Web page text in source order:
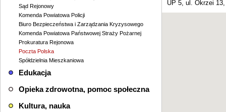
Sąd Rejonowy
Komenda Powiatowa Policji
Biuro Bezpieczeństwa i Zarządzania Kryzysowego
Komenda Powiatowa Państwowej Straży Pożarnej
Prokuratura Rejonowa
Poczta Polska
Spółdzielnia Mieszkaniowa
Edukacja
Opieka zdrowotna, pomoc społeczna
Kultura, nauka
UP 5, ul. Okrzei